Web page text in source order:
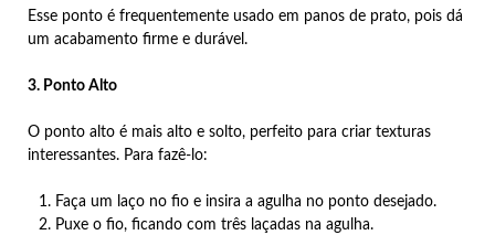
Esse ponto é frequentemente usado em panos de prato, pois dá
um acabamento firme e durável.
3. Ponto Alto
O ponto alto é mais alto e solto, perfeito para criar texturas
interessantes. Para fazê-lo:
Faça um laço no fio e insira a agulha no ponto desejado.
Puxe o fio, ficando com três laçadas na agulha.